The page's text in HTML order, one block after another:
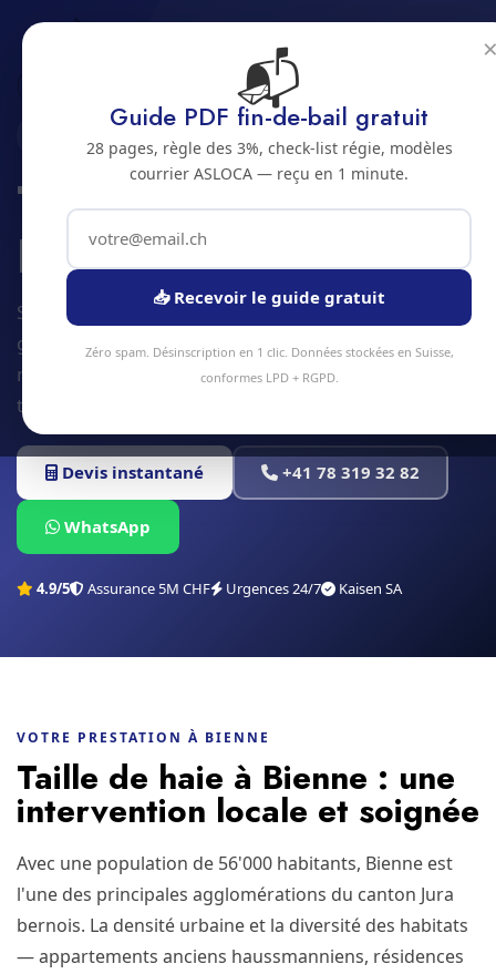
Jura bernois
Taille de haie a
Bienne
Service taille de haie à Bienne et alentours. Devis
gratuit sous 24h, intervention sous 48h en
moyenne. Équipe locale, matériel professionnel,
tarifs transparents.
Devis instantané +41 78 319 32 82
WhatsApp
4.9/5 Assurance 5M CHF Urgences 24/7 Kaisen SA
VOTRE PRESTATION À BIENNE
Taille de haie à Bienne : une
intervention locale et soignée
Avec une population de 56'000 habitants, Bienne est
l'une des principales agglomérations du canton Jura
bernois. La densité urbaine et la diversité des habitats
— appartements anciens haussmanniens, résidences
📬
Guide PDF fin-de-bail gratuit
28 pages, règle des 3%, check-list régie, modèles
courrier ASLOCA — reçu en 1 minute.
📥 Recevoir le guide gratuit
Zéro spam. Désinscription en 1 clic. Données stockées en Suisse,
conformes LPD + RGPD.